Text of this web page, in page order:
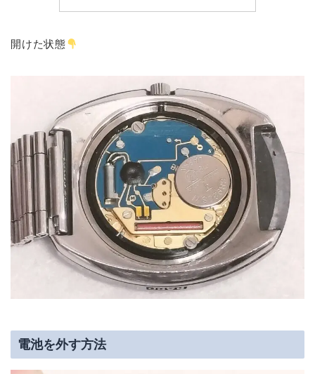
開けた状態
電池を外す方法